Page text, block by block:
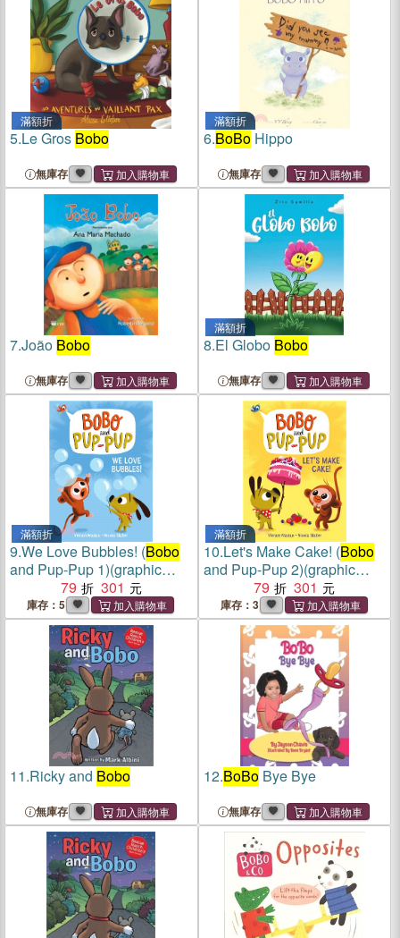
滿額折
5.Le Gros Bobo
無庫存
滿額折
6.BoBoHippo
無庫存
7.João Bobo
無庫存
滿額折
8.El Globo Bobo
無庫存
滿額折
9.We Love Bubbles! (Bobo
and Pup-Pup 1)(graphic
79 301
庫存：5
滿額折
10.Let's Make Cake! (Bobo
and Pup-Pup 2)(graphic
79 301
庫存：3
11.Ricky and Bobo
無庫存
12.BoBoBye Bye
無庫存